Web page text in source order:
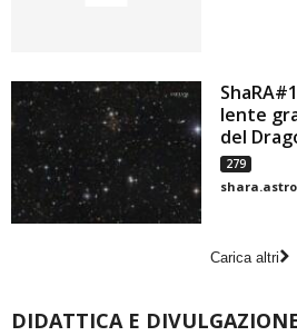
lente
del
279
Carica altri
DIDATTICA E